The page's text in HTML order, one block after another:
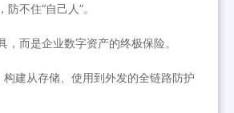
不住“自己人”。
，而是企业数字资产的终极保险。
建从存储、使用到外发的全链路防护